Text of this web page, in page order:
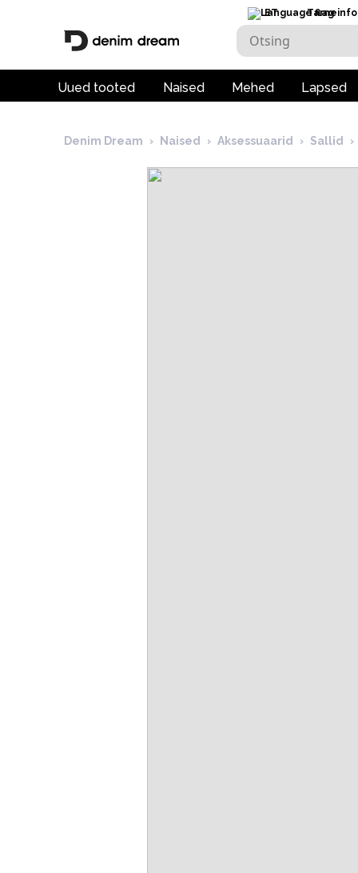
ET Tarneinfo
Uued tooted Naised Mehed Lapsed
Denim Dream › Naised › Aksessuaarid › Sallid ›